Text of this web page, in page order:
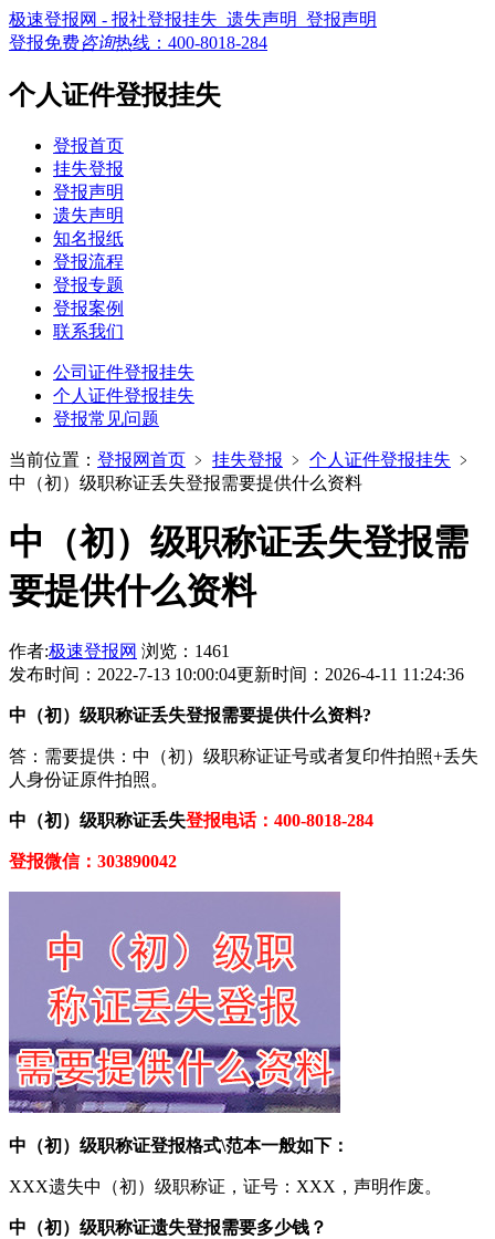
极速登报网 - 报社登报挂失_遗失声明_登报声明
登报免费咨询热线： 400-8018-284
个人证件登报挂失
登报首页
挂失登报
登报声明
遗失声明
知名报纸
登报流程
登报专题
登报案例
联系我们
公司证件登报挂失
个人证件登报挂失
登报常见问题
当前位置： 登报网首页 ﹥ 挂失登报 ﹥ 个人证件登报挂失 ﹥
中（初）级职称证丢失登报需要提供什么资料
中（初）级职称证丢失登报需
要提供什么资料
作者:极速登报网 浏览：1461
发布时间：2022-7-13 10:00:04更新时间：2026-4-11 11:24:36
中（初）级职称证丢失登报需要提供什么资料?
答：需要提供：中（初）级职称证证号或者复印件拍照+丢失
人身份证原件拍照。
中（初）级职称证丢失登报电话：400-8018-284
登报微信：303890042
中（初）级职称证登报格式\范本一般如下：
XXX遗失中（初）级职称证，证号：XXX，声明作废。
中（初）级职称证遗失登报需要多少钱？